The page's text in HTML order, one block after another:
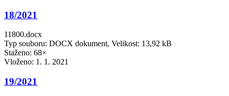
18/2021
11800.docx
Typ souboru: DOCX dokument, Velikost: 13,92 kB
Staženo: 68×
Vloženo: 1. 1. 2021
19/2021